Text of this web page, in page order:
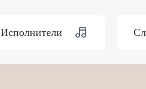
Исполнители